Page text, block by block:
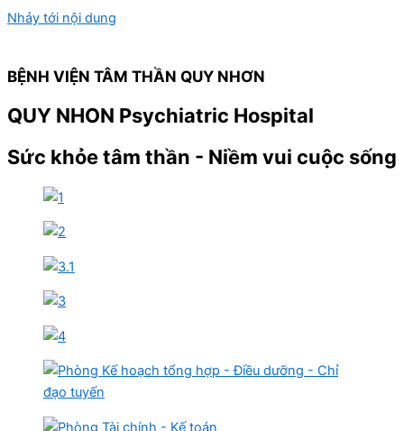
Nhảy tới nội dung
BỆNH VIỆN TÂM THẦN QUY NHƠN
QUY NHON Psychiatric Hospital
Sức khỏe tâm thần - Niềm vui cuộc sống